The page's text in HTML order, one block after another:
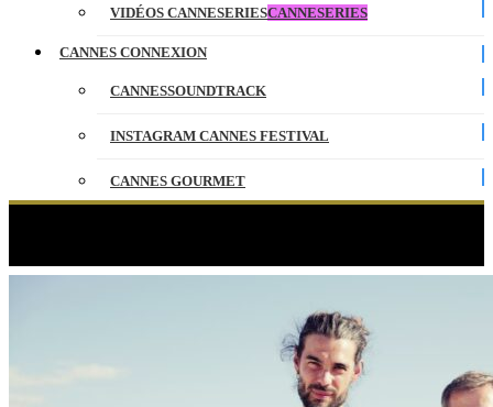
VIDÉOS CANNESERIESCANNESERIES
CANNES CONNEXION
CANNESSOUNDTRACK
INSTAGRAM CANNES FESTIVAL
CANNES GOURMET